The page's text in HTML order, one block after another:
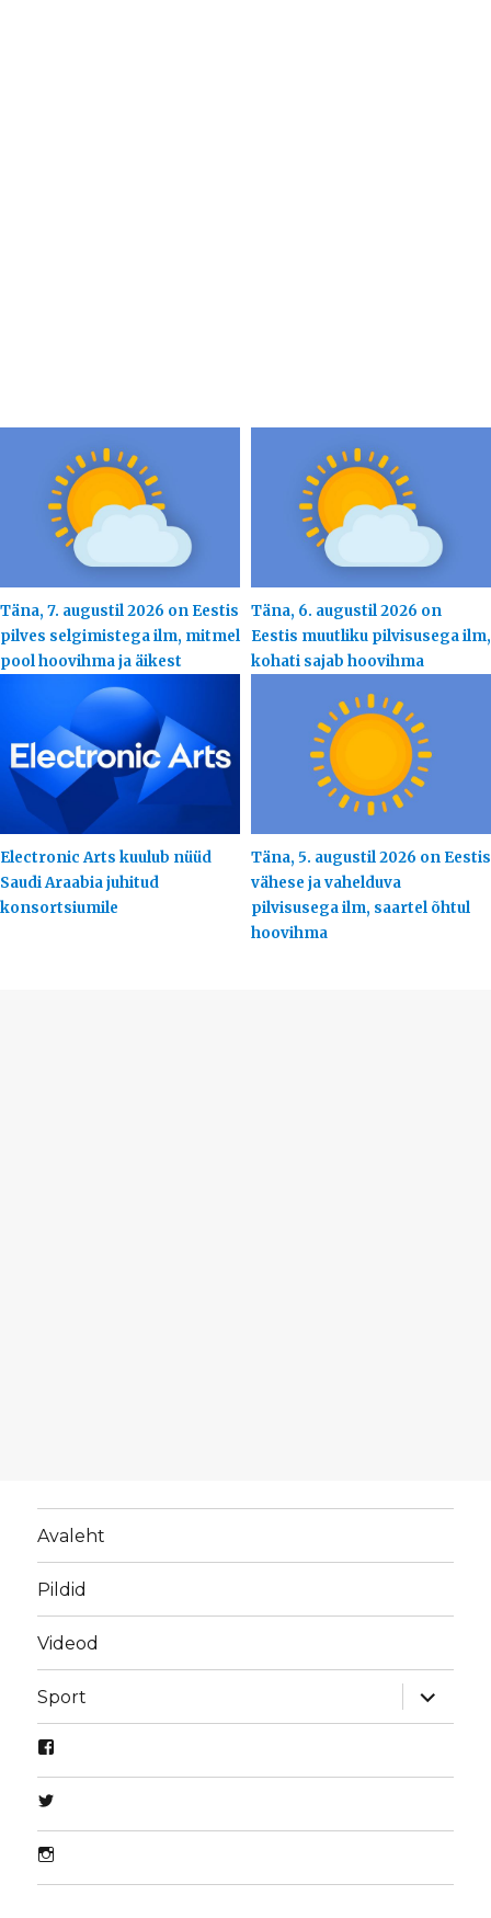
Täna, 7. augustil 2026 on Eestis
pilves selgimistega ilm, mitmel
pool hoovihma ja äikest
Täna, 6. augustil 2026 on
Eestis muutliku pilvisusega ilm,
kohati sajab hoovihma
Electronic Arts kuulub nüüd
Saudi Araabia juhitud
konsortsiumile
Täna, 5. augustil 2026 on Eestis
vähese ja vahelduva
pilvisusega ilm, saartel õhtul
hoovihma
Avaleht
Pildid
Videod
Sport
laienda